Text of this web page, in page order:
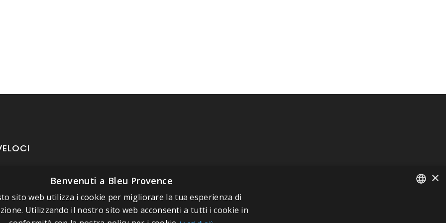
di Bleu Provence
legali
di vendita
×
Benvenuti a Bleu Provence
sito web utilizza i cookie per migliorare la tua esperienza di
Utilizzando il nostro sito web acconsenti a tutti i cookie in